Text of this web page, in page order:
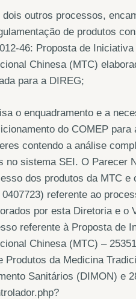
outros processos,
de produtos
46: Proposta de
Chinesa (MTC)
para a DIREG;
o enquadramento e a
do COMEP para
contendo a análise
sistema SEI. O Parecer
dos produtos da MTC e
referente ao
por esta Diretoria e o
referente à Proposta de
Chinesa (MTC) –
da Medicina
Sanitários (DIMON) e